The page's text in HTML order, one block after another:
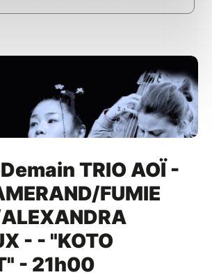
TRIO AOÏ -
FUMIE
- - "KOTO
- 21h00